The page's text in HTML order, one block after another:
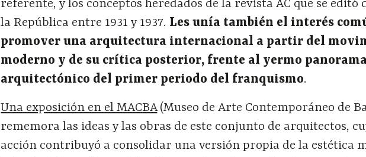
referente, y los conceptos heredados de la revista AC que se editó
la República entre 1931 y 1937. Les unía también el interés
promover una arquitectura internacional a partir del
moderno y de su crítica posterior, frente al yermo
arquitectónico del primer periodo del franquismo.
Una exposición en el MACBA(Museo de Arte Contemporáneo de
rememora las ideas y las obras de este conjunto de arquitectos,
acción contribuyó a consolidar una versión propia de la estética